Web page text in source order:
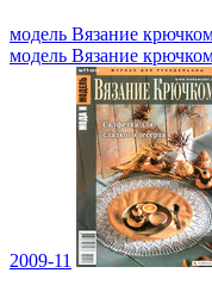
модель Вязание
модель Вязание
2009-11